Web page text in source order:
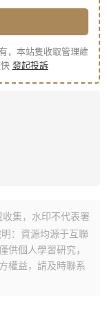
，本站隻收取管理維
發起投訴
集，水印不代表署
：資源均源于互聯
供個人學習研究，
權益，請及時聯系